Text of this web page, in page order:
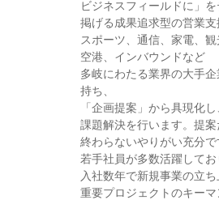
ビジネスフィールドに」を
掲げる成果追求型の営業支
スポーツ、通信、家電、観
空港、インバウンドなど
多岐にわたる業界の大手企
持ち、
「企画提案」から具現化し
課題解決を行います。提案
終わらないやりがい充分で
若手社員が多数活躍してお
入社数年で新規事業の立
重要プロジェクトのキーマ